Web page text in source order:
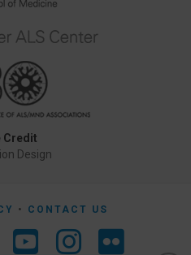
Credit
Design
CONTACT US